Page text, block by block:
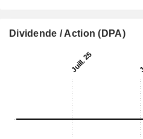
Dividende / Action (DPA)